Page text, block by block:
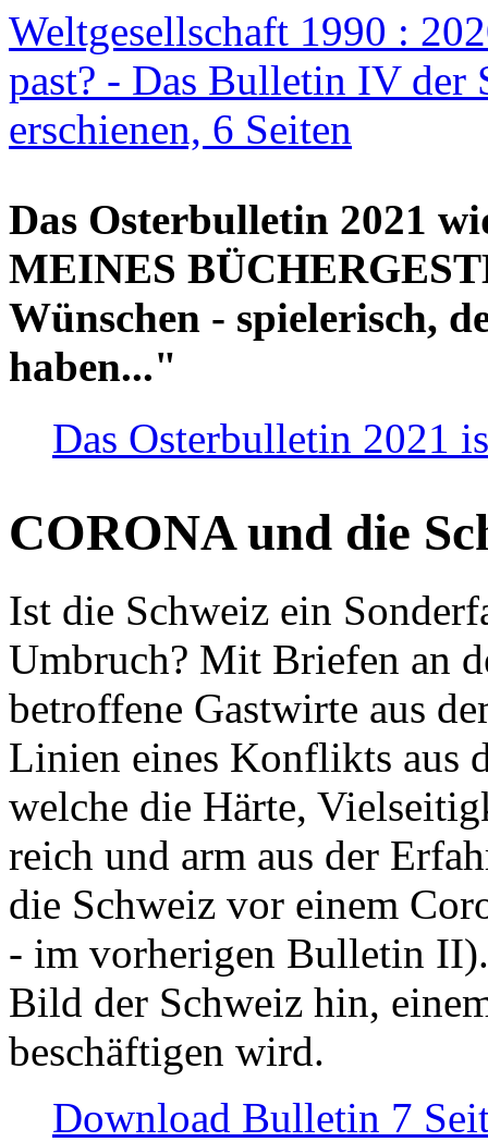
Weltgesellschaft 1990 :
past? - Das Bulletin IV der
erschienen, 6 Seiten
Das Osterbulletin 2021
MEINES
Wünschen - spielerisch,
haben..."
Das Osterbulletin 2021
CORONA und die
Ist die Schweiz ein
Umbruch? Mit Briefen an
betroffene Gastwirte aus
Linien eines Konflikts aus
welche die Härte,
reich und arm aus der
die Schweiz vor einem
- im vorherigen Bulletin
Bild der Schweiz hin,
beschäftigen wird.
Download Bulletin 7